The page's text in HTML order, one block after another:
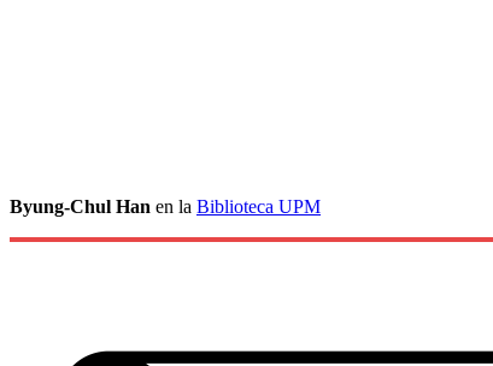
Byung-Chul Han en la Biblioteca UPM